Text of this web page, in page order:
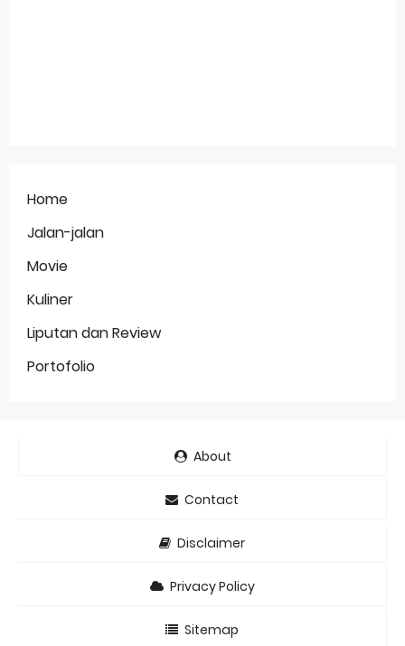
Home
Jalan-jalan
Movie
Kuliner
Liputan dan Review
Portofolio
About
Contact
Disclaimer
Privacy Policy
Sitemap